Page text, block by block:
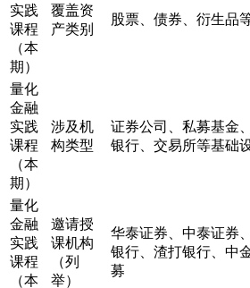
实践
课程
（本
期）
覆盖资
产类别
股票、债券、衍生品
量化
金融
实践
课程
（本
期）
涉及机
构类型
证券公司、私募基金
银行、交易所等基础
量化
金融
实践
课程
（本
邀请授
课机构
（列
举）
华泰证券、中泰证券
银行、渣打银行、中
募